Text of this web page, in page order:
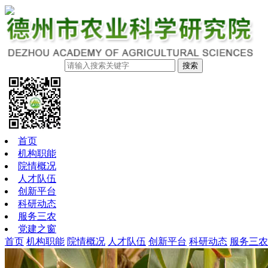
搜索
首页
机构职能
院情概况
人才队伍
创新平台
科研动态
服务三农
党建之窗
首页 机构职能 院情概况 人才队伍 创新平台 科研动态 服务三农